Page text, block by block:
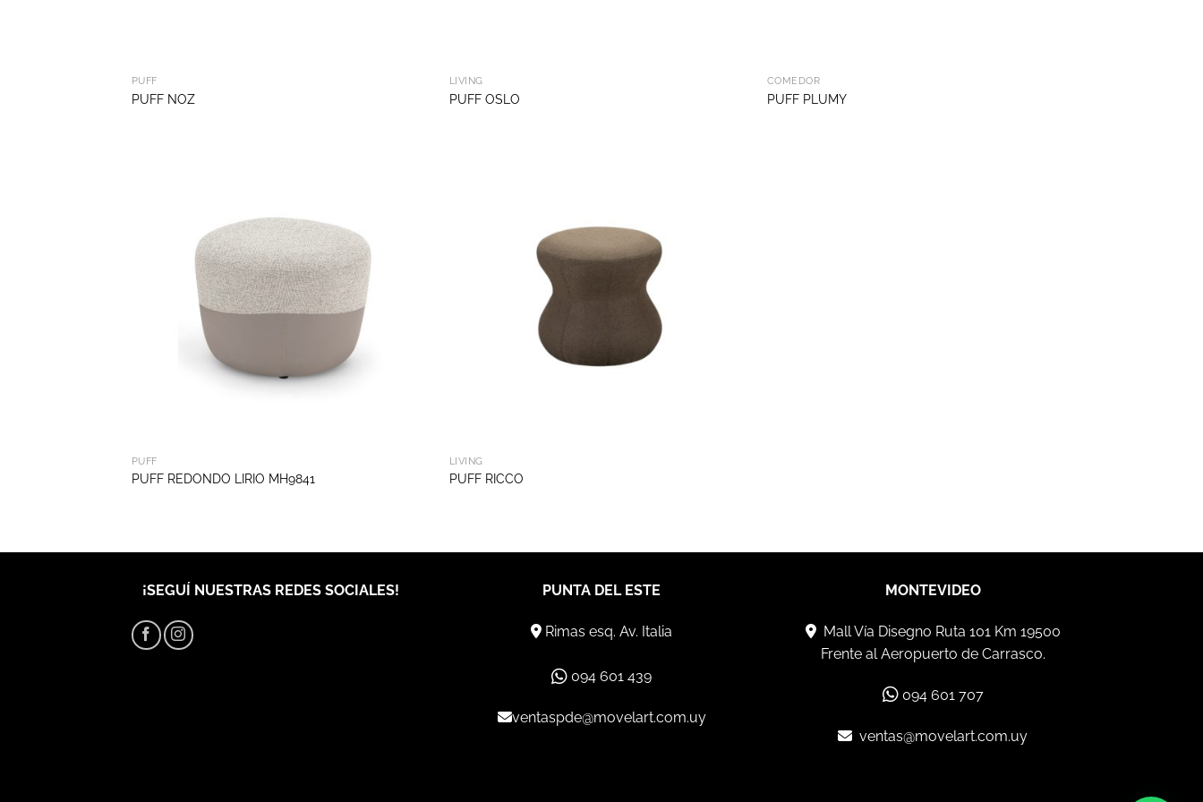
PUFF
PUFF NOZ
LIVING
PUFF OSLO
COMEDOR
PUFF PLUMY
PUFF
PUFF REDONDO LIRIO MH9841
LIVING
PUFF RICCO
¡SEGUÍ NUESTRAS REDES SOCIALES! PUNTA DEL ESTE
Rimas esq. Av. Italia
094 601 439
ventaspde@movelart.com.uy
MONTEVIDEO
Mall Vía Disegno Ruta 101 Km 19500
Frente al Aeropuerto de Carrasco.
094 601 707
ventas@movelart.com.uy